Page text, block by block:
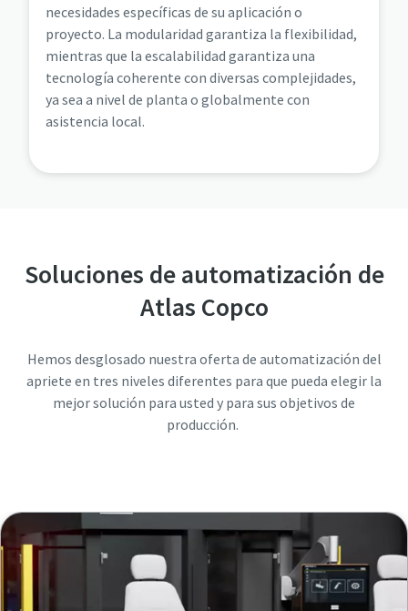
necesidades específicas de su aplicación o
proyecto. La modularidad garantiza la flexibilidad,
mientras que la escalabilidad garantiza una
tecnología coherente con diversas complejidades,
ya sea a nivel de planta o globalmente con
asistencia local.
Soluciones de automatización de
Atlas Copco
Hemos desglosado nuestra oferta de automatización del
apriete en tres niveles diferentes para que pueda elegir la
mejor solución para usted y para sus objetivos de
producción.